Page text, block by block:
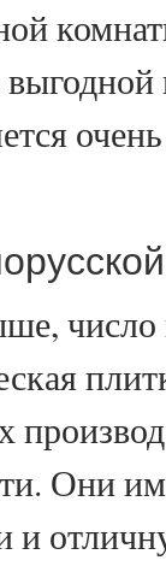
число
Они
и